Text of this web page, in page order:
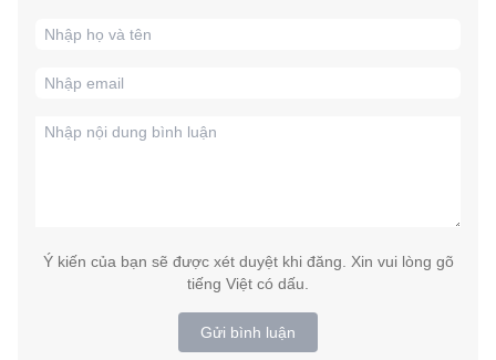
Ý kiến của bạn sẽ được xét duyệt khi đăng. Xin vui lòng gõ
tiếng Việt có dấu.
Gửi bình luận